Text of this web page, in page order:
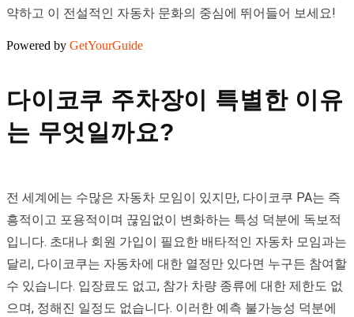
약하고 이 전설적인 자동차 문화의 중심에 뛰어들어 보세요!
Powered by GetYourGuide
다이코쿠 주차장이 특별한 이유
는 무엇일까요?
전 세계에는 수많은 자동차 모임이 있지만, 다이코쿠 PA는 즉
흥적이고 포용적이며 끊임없이 변화하는 특성 덕분에 독보적
입니다. 초대나 회원 가입이 필요한 배타적인 자동차 모임과는
달리, 다이코쿠는 자동차에 대한 열정만 있다면 누구든 참여할
수 있습니다. 입장료도 없고, 참가 차량 종류에 대한 제한도 없
으며, 정해진 일정도 없습니다. 이러한 예측 불가능성 덕분에